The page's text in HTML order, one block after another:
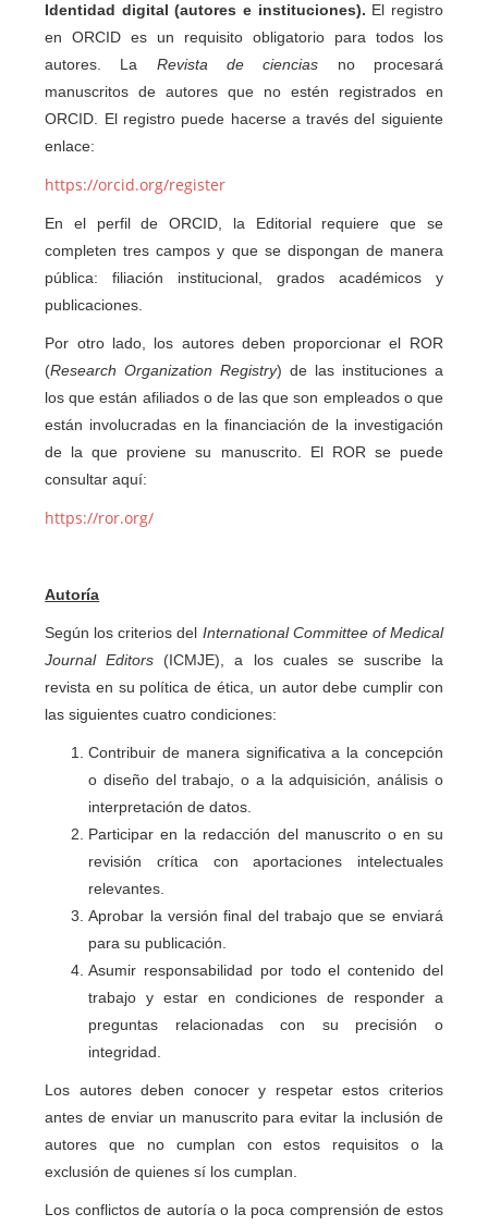
Identidad digital (autores e instituciones). El registro
en ORCID es un requisito obligatorio para todos los
autores. La Revista de ciencias no procesará
manuscritos de autores que no estén registrados en
ORCID. El registro puede hacerse a través del siguiente
enlace:
https://orcid.org/register
En el perfil de ORCID, la Editorial requiere que se
completen tres campos y que se dispongan de manera
pública: filiación institucional, grados académicos y
publicaciones.
Por otro lado, los autores deben proporcionar el ROR
(Research Organization Registry) de las instituciones a
los que están afiliados o de las que son empleados o que
están involucradas en la financiación de la investigación
de la que proviene su manuscrito. El ROR se puede
consultar aquí:
https://ror.org/
Autoría
Según los criterios del International Committee of Medical
Journal Editors (ICMJE), a los cuales se suscribe la
revista en su política de ética, un autor debe cumplir con
las siguientes cuatro condiciones:
Contribuir de manera significativa a la concepción
o diseño del trabajo, o a la adquisición, análisis o
interpretación de datos.
Participar en la redacción del manuscrito o en su
revisión crítica con aportaciones intelectuales
relevantes.
Aprobar la versión final del trabajo que se enviará
para su publicación.
Asumir responsabilidad por todo el contenido del
trabajo y estar en condiciones de responder a
preguntas relacionadas con su precisión o
integridad.
Los autores deben conocer y respetar estos criterios
antes de enviar un manuscrito para evitar la inclusión de
autores que no cumplan con estos requisitos o la
exclusión de quienes sí los cumplan.
Los conflictos de autoría o la poca comprensión de estos